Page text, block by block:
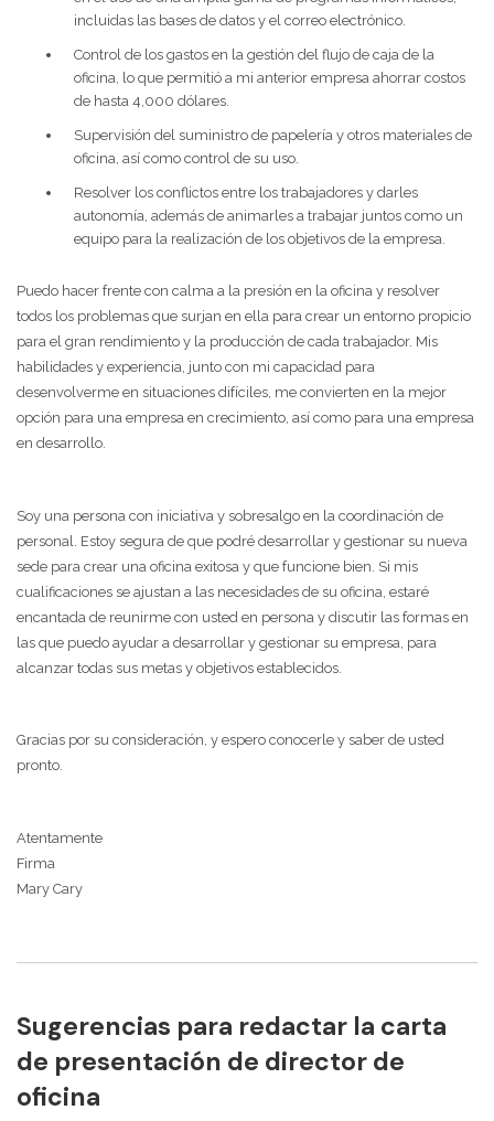
incluidas las bases de datos y el correo electrónico.
Control de los gastos en la gestión del flujo de caja de la
oficina, lo que permitió a mi anterior empresa ahorrar costos
de hasta 4,000 dólares.
Supervisión del suministro de papelería y otros materiales de
oficina, así como control de su uso.
Resolver los conflictos entre los trabajadores y darles
autonomía, además de animarles a trabajar juntos como un
equipo para la realización de los objetivos de la empresa.
Puedo hacer frente con calma a la presión en la oficina y resolver
todos los problemas que surjan en ella para crear un entorno propicio
para el gran rendimiento y la producción de cada trabajador. Mis
habilidades y experiencia, junto con mi capacidad para
desenvolverme en situaciones difíciles, me convierten en la mejor
opción para una empresa en crecimiento, así como para una empresa
en desarrollo.
Soy una persona con iniciativa y sobresalgo en la coordinación de
personal. Estoy segura de que podré desarrollar y gestionar su nueva
sede para crear una oficina exitosa y que funcione bien. Si mis
cualificaciones se ajustan a las necesidades de su oficina, estaré
encantada de reunirme con usted en persona y discutir las formas en
las que puedo ayudar a desarrollar y gestionar su empresa, para
alcanzar todas sus metas y objetivos establecidos.
Gracias por su consideración, y espero conocerle y saber de usted
pronto.
Atentamente
Firma
Mary Cary
Sugerencias para redactar la carta
de presentación de director de
oficina